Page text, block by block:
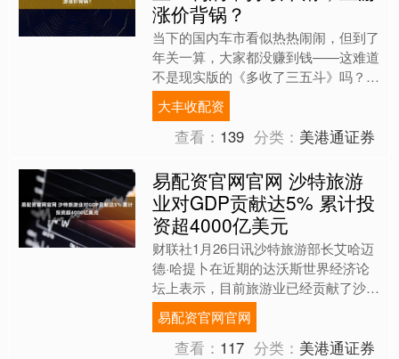
涨价背锅？
当下的国内车市看似热热闹闹，但到了
年关一算，大家都没赚到钱——这难道
不是现实版的《多收了三五斗》吗？
最新数据显示：2025年汽车行业利润
率仅为4.1%，不仅低....
大丰收配资
查看： 139 分类： 美港通证券
易配资官网官网 沙特旅游
业对GDP贡献达5% 累计投
资超4000亿美元
财联社1月26日讯沙特旅游部长艾哈迈
德·哈提卜在近期的达沃斯世界经济论
坛上表示，目前旅游业已经贡献了沙特
约5%的GDP，并占当地总就业人数近
5%。 沙特旅游业近....
易配资官网官网
查看： 117 分类： 美港通证券